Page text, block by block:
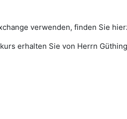
verwenden, finden Sie
erhalten Sie von Herrn